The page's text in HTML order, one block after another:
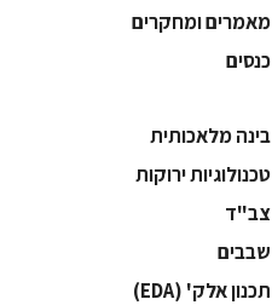
מאמרים ומחקרים
כנסים
בינה מלאכותית
‫טכנולוגיות ירוקות‬
‫צב"ד‬
‫שבבים‬
‫תכנון אלק' (‪(EDA‬‬